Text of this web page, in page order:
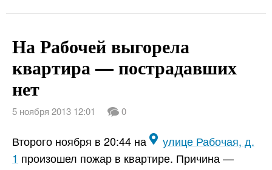
На Рабочей выгорела
квартира — пострадавших
нет
5 ноября 2013 12:01 0
Второго ноября в 20:44 на
улице Рабочая, д.
1 произошел пожар в квартире. Причина —